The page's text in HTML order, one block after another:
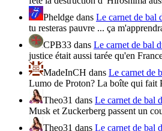
Pheldge dans Le carnet de bal
tu resteras pauvre ... ça
CPB33 dans Le carnet de bal
justice était aussi tarée qu'en
MadeInCH dans Le carnet de
Lumo de Proton? La boîte qui fait
Theo31 dans Le carnet de bal
Musk et Zuckerberg passent un
Theo31 dans Le carnet de bal